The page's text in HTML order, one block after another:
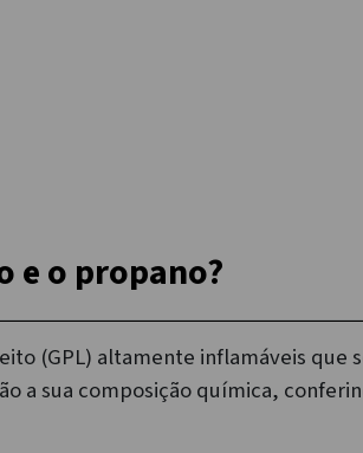
e o propano?
(GPL) altamente inflamáveis
a sua composição química,